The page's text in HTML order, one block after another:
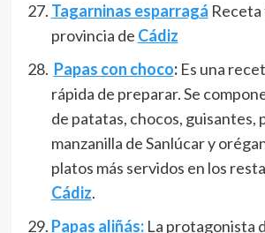
Tagarninas esparragá Receta
provincia de Cádiz
Papas con choco:Es una
rápida de preparar. Se
de patatas, chocos, guisantes,
manzanilla de Sanlúcar y
platos más servidos en los
Cádiz.
Papas aliñás:La protagonista